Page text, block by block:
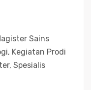
Sains
, Kegiatan Prodi
, Spesialis